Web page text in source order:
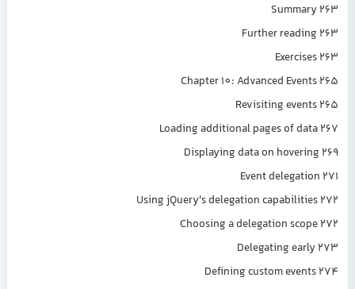
Further
Chapter 10: Advanced
Revisiting
Loading additional pages of
Displaying data on
Event
Using jQuery's delegation
Choosing a delegation
Delegating
Defining custom